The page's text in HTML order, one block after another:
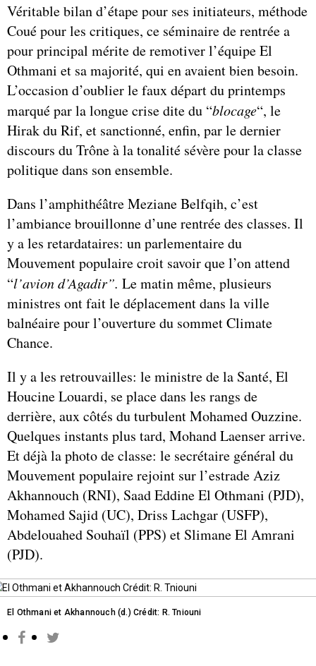
Véritable bilan d’étape pour ses initiateurs, méthode
Coué pour les critiques, ce séminaire de rentrée a
pour principal mérite de remotiver l’équipe El
Othmani et sa majorité, qui en avaient bien besoin.
L’occasion d’oublier le faux départ du printemps
marqué par la longue crise dite du “blocage“, le
Hirak du Rif, et sanctionné, enfin, par le dernier
discours du Trône à la tonalité sévère pour la classe
politique dans son ensemble.
Dans l’amphithéâtre Meziane Belfqih, c’est
l’ambiance brouillonne d’une rentrée des classes. Il
y a les retardataires: un parlementaire du
Mouvement populaire croit savoir que l’on attend
“l’avion d’Agadir”. Le matin même, plusieurs
ministres ont fait le déplacement dans la ville
balnéaire pour l’ouverture du sommet Climate
Chance.
Il y a les retrouvailles: le ministre de la Santé, El
Houcine Louardi, se place dans les rangs de
derrière, aux côtés du turbulent Mohamed Ouzzine.
Quelques instants plus tard, Mohand Laenser arrive.
Et déjà la photo de classe: le secrétaire général du
Mouvement populaire rejoint sur l’estrade Aziz
Akhannouch (RNI), Saad Eddine El Othmani (PJD),
Mohamed Sajid (UC), Driss Lachgar (USFP),
Abdelouahed Souhaïl (PPS) et Slimane El Amrani
(PJD).
El Othmani et Akhannouch (d.) Crédit: R. Tniouni